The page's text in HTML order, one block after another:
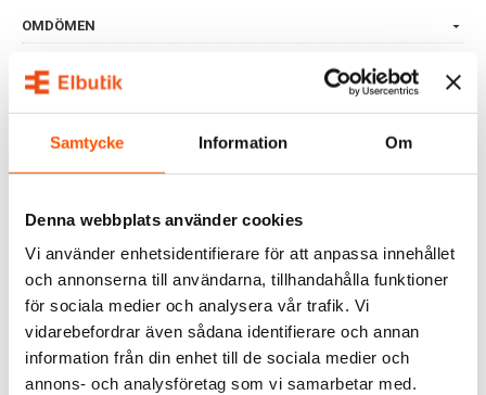
Samtycke Information Om
Denna webbplats använder cookies
Vi använder enhetsidentifierare för att anpassa innehållet
och annonserna till användarna, tillhandahålla funktioner
för sociala medier och analysera vår trafik. Vi
vidarebefordrar även sådana identifierare och annan
information från din enhet till de sociala medier och
annons- och analysföretag som vi samarbetar med.
OMDÖMEN
FRÅGOR & SVAR
RELATERADE PRODUKTER